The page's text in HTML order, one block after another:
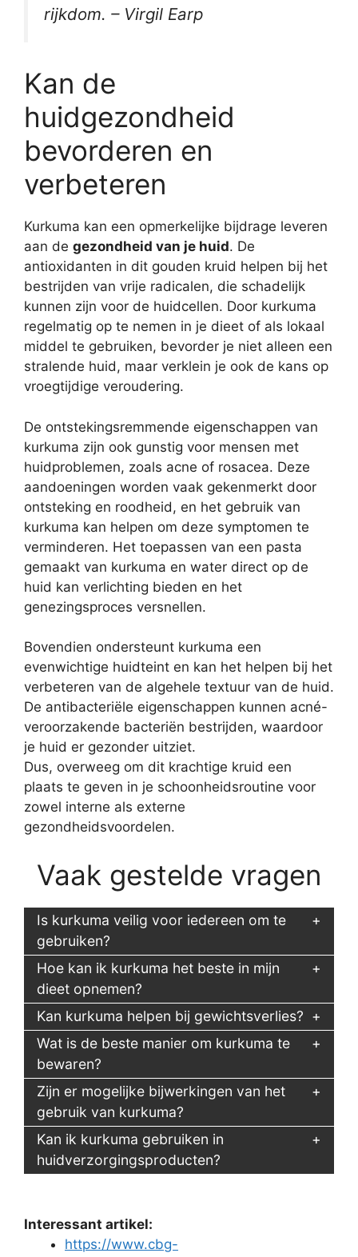
rijkdom. – Virgil Earp
Kan de
huidgezondheid
bevorderen en
verbeteren
Kurkuma kan een opmerkelijke bijdrage leveren
aan de gezondheid van je huid. De
antioxidanten in dit gouden kruid helpen bij het
bestrijden van vrije radicalen, die schadelijk
kunnen zijn voor de huidcellen. Door kurkuma
regelmatig op te nemen in je dieet of als lokaal
middel te gebruiken, bevorder je niet alleen een
stralende huid, maar verklein je ook de kans op
vroegtijdige veroudering.
De ontstekingsremmende eigenschappen van
kurkuma zijn ook gunstig voor mensen met
huidproblemen, zoals acne of rosacea. Deze
aandoeningen worden vaak gekenmerkt door
ontsteking en roodheid, en het gebruik van
kurkuma kan helpen om deze symptomen te
verminderen. Het toepassen van een pasta
gemaakt van kurkuma en water direct op de
huid kan verlichting bieden en het
genezingsproces versnellen.
Bovendien ondersteunt kurkuma een
evenwichtige huidteint en kan het helpen bij het
verbeteren van de algehele textuur van de huid.
De antibacteriële eigenschappen kunnen acné-
veroorzakende bacteriën bestrijden, waardoor
je huid er gezonder uitziet.
Dus, overweeg om dit krachtige kruid een
plaats te geven in je schoonheidsroutine voor
zowel interne als externe
gezondheidsvoordelen.
Vaak gestelde vragen
Is kurkuma veilig voor iedereen om te
gebruiken?
Hoe kan ik kurkuma het beste in mijn
dieet opnemen?
Kan kurkuma helpen bij gewichtsverlies?
Wat is de beste manier om kurkuma te
bewaren?
Zijn er mogelijke bijwerkingen van het
gebruik van kurkuma?
Kan ik kurkuma gebruiken in
huidverzorgingsproducten?
Interessant artikel:
https://www.cbg-